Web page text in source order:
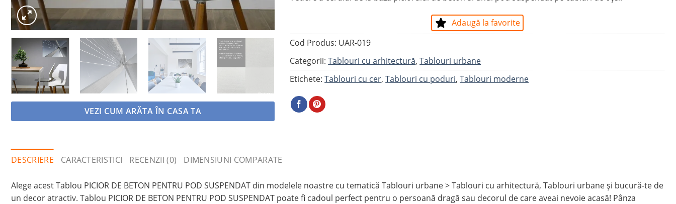
VEZI CUM ARĂTA ÎN CASA TA
Adaugă la favorite
Cod Produs: UAR-019
Categorii:Tablouri cu arhitectură,Tablouri urbane
Etichete:Tablouri cu cer,Tablouri cu poduri,Tablouri moderne
DESCRIERE CARACTERISTICI RECENZII (0) DIMENSIUNI COMPARATE
Alege acest Tablou PICIOR DE BETON PENTRU POD SUSPENDAT din modelele noastre cu tematică Tablouri urbane > Tablouri cu arhitectură, Tablouri urbane și bucură-te de
un decor atractiv. Tablou PICIOR DE BETON PENTRU POD SUSPENDAT poate fi cadoul perfect pentru o persoană dragă sau decorul de care aveai nevoie acasă! Pânza